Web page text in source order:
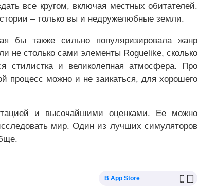
все кругом, включая местных обитателей.
– только вы и недружелюбные земли.
бы также сильно популяризировала жанр
не столько сами элементы Roguelike, сколько
стилистка и великолепная атмосфера. Про
процесс можно и не заикаться, для хорошего
и высочайшими оценками. Ее можно
мир. Один из лучших симуляторов
В App Store